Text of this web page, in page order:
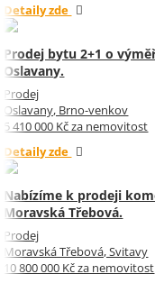
Detaily zde
Prodej bytu 2+1 o
Oslavany.
Prodej
Oslavany, Brno-venkov
5 410 000 Kč za nemovitost
Detaily zde
Nabízíme k prodeji
Moravská Třebová.
Prodej
Moravská Třebová, Svitavy
10 800 000 Kč za nemovitost